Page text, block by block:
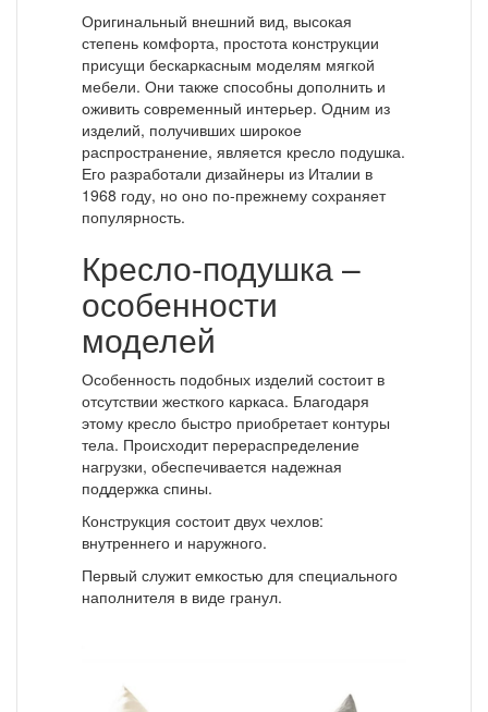
Оригинальный внешний вид, высокая
степень комфорта, простота конструкции
присущи бескаркасным моделям мягкой
мебели. Они также способны дополнить и
оживить современный интерьер. Одним из
изделий, получивших широкое
распространение, является кресло подушка.
Его разработали дизайнеры из Италии в
1968 году, но оно по-прежнему сохраняет
популярность.
Кресло-подушка –
особенности
моделей
Особенность подобных изделий состоит в
отсутствии жесткого каркаса. Благодаря
этому кресло быстро приобретает контуры
тела. Происходит перераспределение
нагрузки, обеспечивается надежная
поддержка спины.
Конструкция состоит двух чехлов:
внутреннего и наружного.
Первый служит емкостью для специального
наполнителя в виде гранул.